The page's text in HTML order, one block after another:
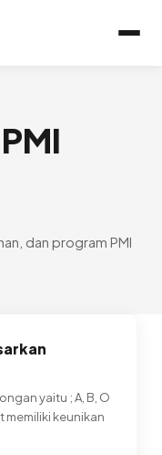
dan program PMI
yaitu ; A, B, O
memiliki keunikan